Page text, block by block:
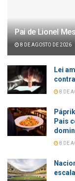
Pai de Lionel
8 DE AGOSTO DE 2026
Lei
8 DE
Pais
8 DE